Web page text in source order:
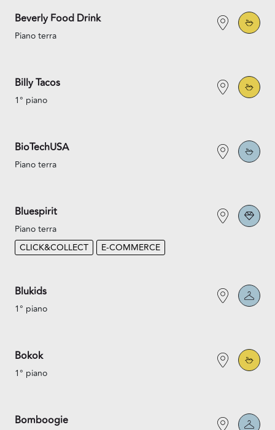
Beverly Food Drink
Piano terra
Billy Tacos
1° piano
BioTechUSA
Piano terra
Bluespirit
Piano terra
CLICK&COLLECT
E-COMMERCE
Blukids
1° piano
Bokok
1° piano
Bomboogie